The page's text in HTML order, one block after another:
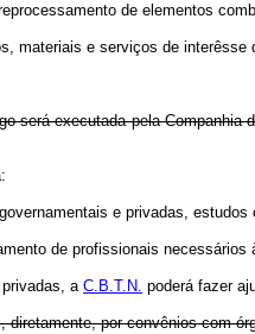
de elementos
materiais e serviços de interêsse
será executada pela
e privadas,
de profissionais necessários
a C.B.T.N. poderá fazer
por convênios com